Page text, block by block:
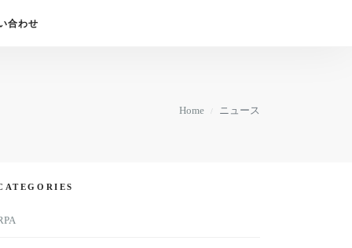
合わせ
Home ニュース